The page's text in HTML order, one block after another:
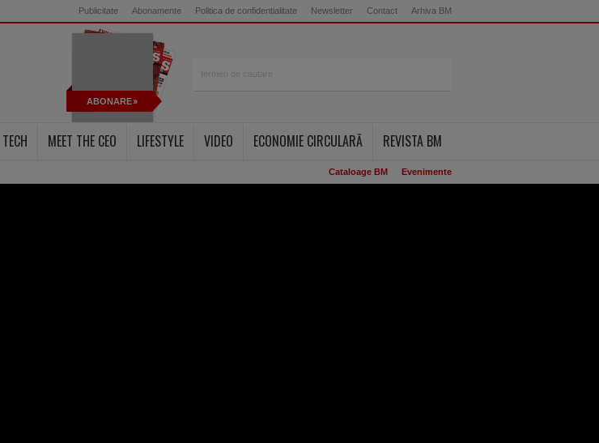
Publicitate Abonamente Politica de confidentialitate Newsletter Contact Arhiva BM
ABONARE
TECH MEET THE CEO LIFESTYLE VIDEO ECONOMIE CIRCULARĂ REVISTA BM
Cataloage BM Evenimente